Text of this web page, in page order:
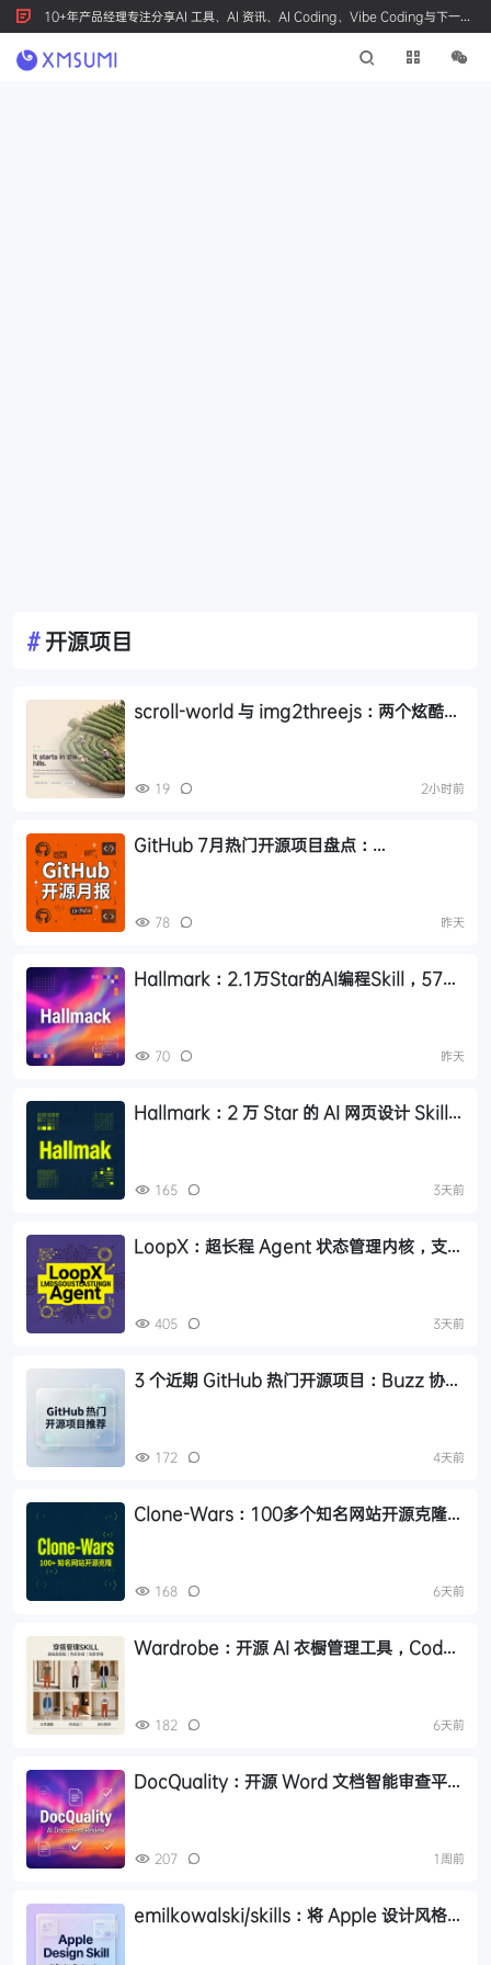
10+年产品经理专注分享AI 工具、AI 资讯、AI Coding、Vibe Coding与下一代
产品创新，按 Ctrl+D 收藏我们
#开源项目
scroll-world 与 img2threejs：两个炫酷的
19 2小时前
GitHub 7月热门开源项目盘点：
78 昨天
Hallmark：2.1万Star的AI编程Skill，57道
70 昨天
Hallmark：2 万 Star 的 AI 网页设计 Skill，
165 3天前
LoopX：超长程 Agent 状态管理内核，支持
405 3天前
3 个近期 GitHub 热门开源项目：Buzz 协作
172 4天前
Clone-Wars：100多个知名网站开源克隆项
168 6天前
Wardrobe：开源 AI 衣橱管理工具，Codex
182 6天前
DocQuality：开源 Word 文档智能审查平
207 1周前
emilkowalski/skills：将 Apple 设计风格蒸